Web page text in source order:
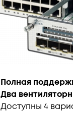
Полная
Два
Доступны 4